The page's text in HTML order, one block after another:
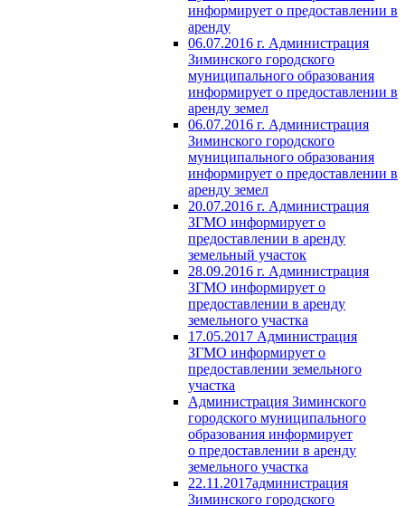
информирует о предоставлении в
аренду
06.07.2016 г. Администрация
Зиминского городского
муниципального образования
информирует о предоставлении в
аренду земел
06.07.2016 г. Администрация
Зиминского городского
муниципального образования
информирует о предоставлении в
аренду земел
20.07.2016 г. Администрация
ЗГМО информирует о
предоставлении в аренду
земельный участок
28.09.2016 г. Администрация
ЗГМО информирует о
предоставлении в аренду
земельного участка
17.05.2017 Администрация
ЗГМО информирует о
предоставлении земельного
участка
Администрация Зиминского
городского муниципального
образования информирует
о предоставлении в аренду
земельного участка
22.11.2017администрация
Зиминского городского